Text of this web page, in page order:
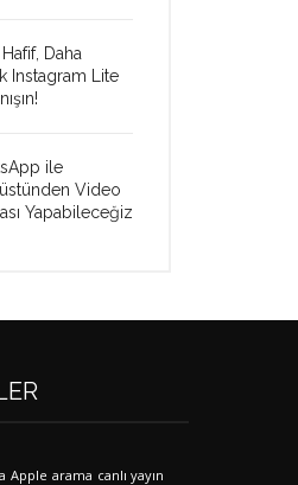
Daha
Instagram Lite
ile
Video
Yapabileceğiz
Apple arama canlı yayın